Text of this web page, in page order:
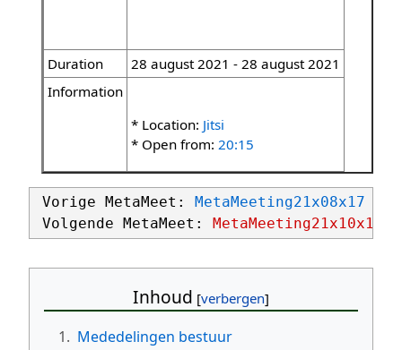
Duration
28 august 2021 - 28 august 2021
Information
* Location: Jitsi
* Open from: 20:15
Vorige MetaMeet:
MetaMeeting21x08x17
Volgende MetaMeet:
MetaMeeting21x10x12
Inhoud
1. Mededelingen bestuur